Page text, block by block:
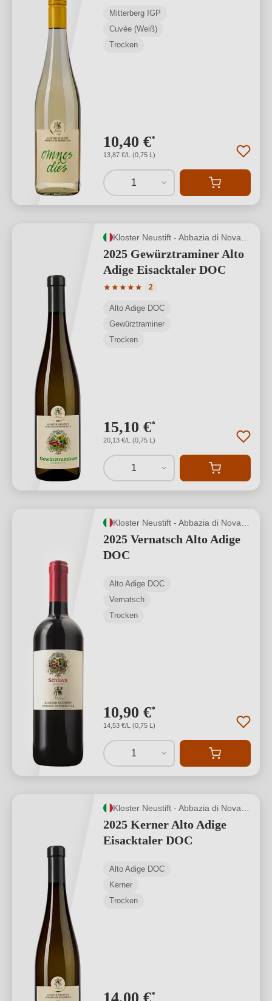
Mitterberg IGP
Cuvée (Weiß)
Trocken
10,40 €*
13,87 €/L (0,75 L)
1
2025 Gewürztraminer Alto
Adige Eisacktaler DOC
★★★★★
Durchschnittliche Bewertung von 5
2
Alto Adige DOC
Gewürztraminer
Trocken
15,10 €*
20,13 €/L (0,75 L)
1
2025 Vernatsch Alto Adige
DOC
Alto Adige DOC
Vernatsch
Trocken
10,90 €*
14,53 €/L (0,75 L)
1
2025 Kerner Alto Adige
Eisacktaler DOC
Alto Adige DOC
Kerner
Trocken
*